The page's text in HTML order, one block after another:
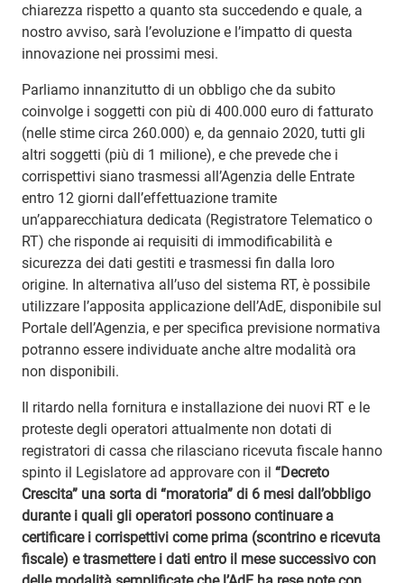
chiarezza rispetto a quanto sta succedendo e quale, a
nostro avviso, sarà l’evoluzione e l’impatto di questa
innovazione nei prossimi mesi.
Parliamo innanzitutto di un obbligo che da subito
coinvolge i soggetti con più di 400.000 euro di fatturato
(nelle stime circa 260.000) e, da gennaio 2020, tutti gli
altri soggetti (più di 1 milione), e che prevede che i
corrispettivi siano trasmessi all’Agenzia delle Entrate
entro 12 giorni dall’effettuazione tramite
un’apparecchiatura dedicata (Registratore Telematico o
RT) che risponde ai requisiti di immodificabilità e
sicurezza dei dati gestiti e trasmessi fin dalla loro
origine. In alternativa all’uso del sistema RT, è possibile
utilizzare l’apposita applicazione dell’AdE, disponibile sul
Portale dell’Agenzia, e per specifica previsione normativa
potranno essere individuate anche altre modalità ora
non disponibili.
Il ritardo nella fornitura e installazione dei nuovi RT e le
proteste degli operatori attualmente non dotati di
registratori di cassa che rilasciano ricevuta fiscale hanno
spinto il Legislatore ad approvare con il “Decreto
Crescita” una sorta di “moratoria” di 6 mesi dall’obbligo
durante i quali gli operatori possono continuare a
certificare i corrispettivi come prima (scontrino e ricevuta
fiscale) e trasmettere i dati entro il mese successivo con